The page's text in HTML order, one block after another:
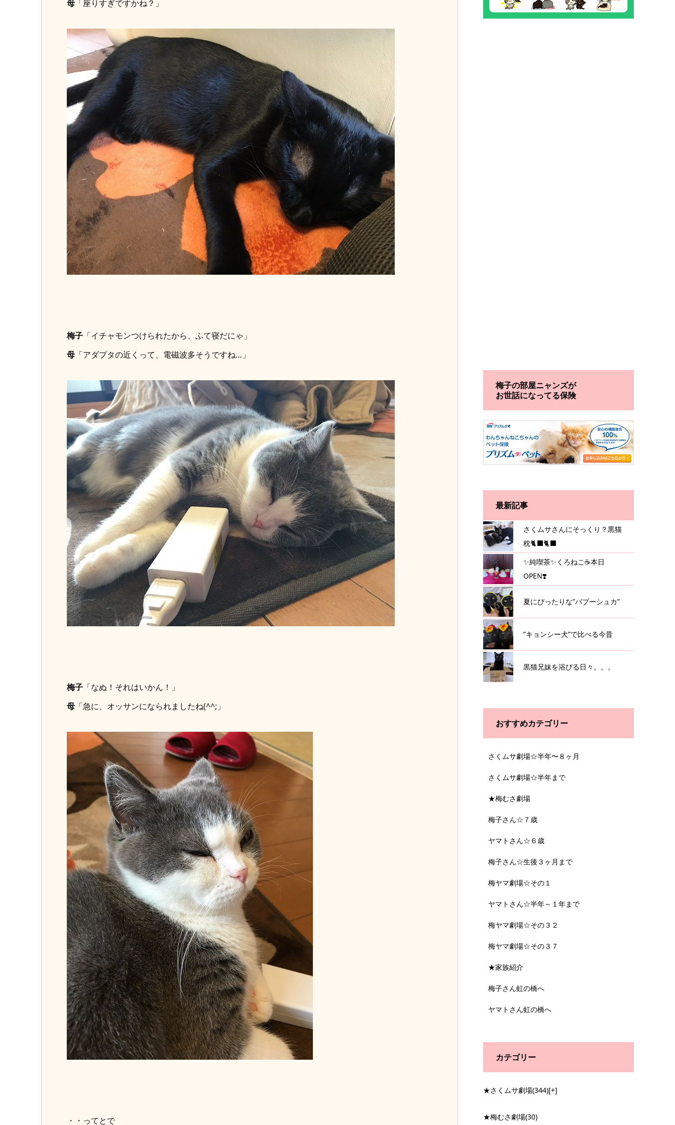
母「座りすぎですかね？」
梅子「イチャモンつけられたから、ふて寝だにゃ」
母「アダプタの近くって、電磁波多そうですね…」
梅子「なぬ！それはいかん！」
母「急に、オッサンになられましたね(^^;」
・・ってとで
梅子の部屋ニャンズが
お世話になってる保険
最新記事
さくムサさんにそっくり？黒猫
枕🐈‍⬛🐈‍⬛
✨純喫茶✨くろねこ☕️本日
OPEN❣️
夏にぴったりな”バブーシュカ”
”キョンシー犬”で比べる今昔
黒猫兄妹を浴びる日々。。。
おすすめカテゴリー
さくムサ劇場☆半年〜８ヶ月
さくムサ劇場☆半年まで
★梅むさ劇場
梅子さん☆７歳
ヤマトさん☆６歳
梅子さん☆生後３ヶ月まで
梅ヤマ劇場☆その１
ヤマトさん☆半年～１年まで
梅ヤマ劇場☆その３２
梅ヤマ劇場☆その３７
★家族紹介
梅子さん虹の橋へ
ヤマトさん虹の橋へ
カテゴリー
★さくムサ劇場(344)[+]
★梅むさ劇場(30)